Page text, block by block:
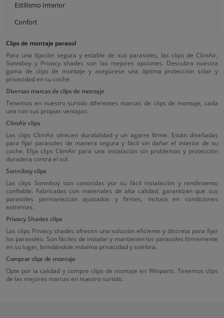
Estilismo Interior
Confort
Clips de montaje parasol
Para una fijación segura y estable de sus parasoles, las clips de ClimAir,
Sonniboy y Privacy shades son las mejores opciones. Descubra nuestra
gama de clips de montaje y asegúrese una óptima protección solar y
privacidad en su coche.
Diversas marcas de clips de montaje
Tenemos en nuestro surtido diferentes marcas de clips de montaje, cada
una con sus propias ventajas:
ClimAir clips
Las clips ClimAir ofrecen durabilidad y un agarre firme. Están diseñadas
para fijar parasoles de manera segura y fácil sin dañar el interior de su
coche. Elija clips ClimAir para una instalación sin problemas y protección
duradera contra el sol.
Sonniboy clips
Las clips Sonniboy son conocidas por su fácil instalación y rendimiento
confiable. Fabricadas con materiales de alta calidad, garantizan que sus
parasoles permanezcan ajustados y firmes, incluso en condiciones
extremas.
Privacy Shades clips
Las clips Privacy shades ofrecen una solución eficiente y discreta para fijar
los parasoles. Son fáciles de instalar y mantienen los parasoles firmemente
en su lugar, brindándole máxima privacidad y sombra.
Comprar clips de montaje
Opte por la calidad y compre clips de montaje en Winparts. Tenemos clips
de las mejores marcas en nuestro surtido.